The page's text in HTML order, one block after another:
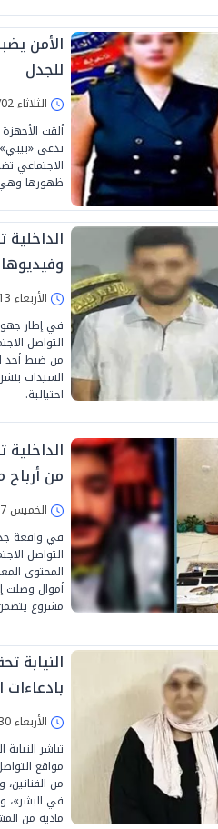
الأمن
للجدل
الثلاثاء 02/سبتمبر/2025 - 03:04 م
ألقت
تدعى
الاجتماعي
ظهورها وهي
الأربعاء 13/أغسطس/2025 - 11:24 ص
في إطار
التواصل
من ضبط أحد
السيدات
احتيالية.
من
الخميس 07/أغسطس/2025 - 11:48 ص
في واقعة
التواصل
المحتوى
مشروع
النيابة
بادعاءات
الأربعاء 30/يوليو/2025 - 04:03 م
تباشر
مواقع
من الفنانين،
في البشر»،
مادية من